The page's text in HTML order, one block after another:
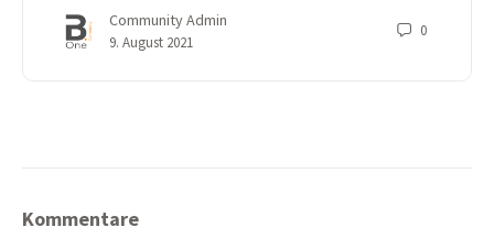
Community Admin
9. August 2021
0
Kommentare